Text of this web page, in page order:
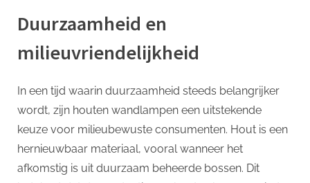
Duurzaamheid en
milieuvriendelijkheid
In een tijd waarin duurzaamheid steeds belangrijker
wordt, zijn houten wandlampen een uitstekende
keuze voor milieubewuste consumenten. Hout is een
hernieuwbaar materiaal, vooral wanneer het
afkomstig is uit duurzaam beheerde bossen. Dit